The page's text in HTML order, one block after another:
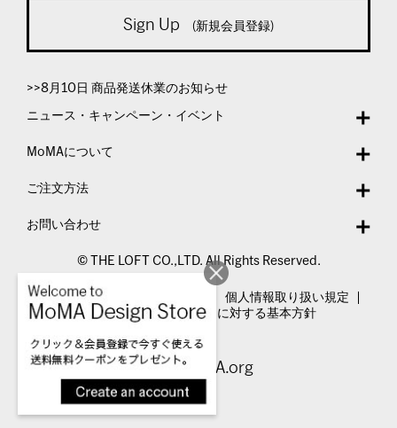
Sign Up (新規会員登録)
>>8月10日 商品発送休業のお知らせ
ニュース・キャンペーン・イベント
MoMAについて
ご注文方法
お問い合わせ
© THE LOFT CO.,LTD. All Rights Reserved.
特定商取引法表示
個人情報取り扱い規定
カスタマーハラスメントに対する基本方針
Visit MoMA.org